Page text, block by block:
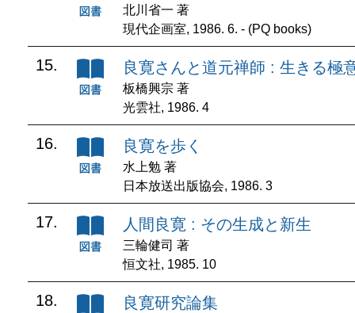
北川省一 著
現代企画室, 1986. 6. - (PQ books)
15. 良寛さんと道元禅師 : 生きる極
板橋興宗 著
光雲社, 1986. 4
16. 良寛を歩く
水上勉 著
日本放送出版協会, 1986. 3
17. 人間良寛 : その生成と新生
三輪健司 著
恒文社, 1985. 10
18. 良寛研究論集